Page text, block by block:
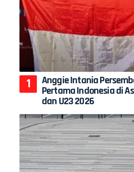
Anggie Intania
Pertama Indonesia di
dan U23 2026